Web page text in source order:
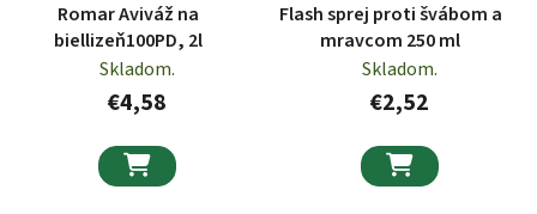
Romar Aviváž na
biellizeň100PD, 2l
Skladom.
€4,58

Flash sprej proti švábom a
mravcom 250 ml
Skladom.
€2,52
